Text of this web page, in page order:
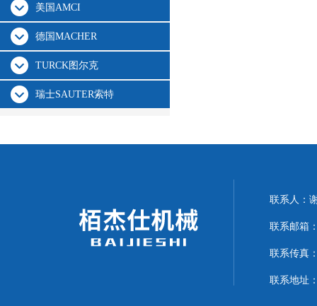
美国AMCI
德国MACHER
TURCK图尔克
瑞士SAUTER索特
联系人：
联系邮箱
联系传真
联系地址